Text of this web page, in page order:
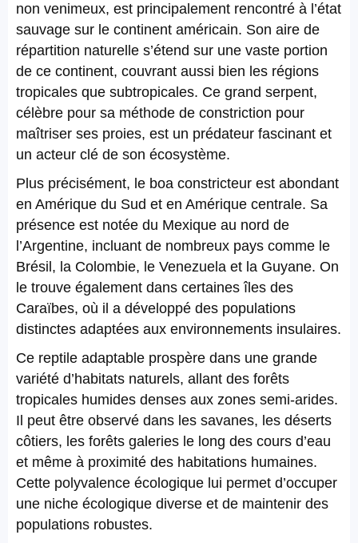
non venimeux, est principalement rencontré à l’état
sauvage sur le continent américain. Son aire de
répartition naturelle s’étend sur une vaste portion
de ce continent, couvrant aussi bien les régions
tropicales que subtropicales. Ce grand serpent,
célèbre pour sa méthode de constriction pour
maîtriser ses proies, est un prédateur fascinant et
un acteur clé de son écosystème.
Plus précisément, le boa constricteur est abondant
en Amérique du Sud et en Amérique centrale. Sa
présence est notée du Mexique au nord de
l’Argentine, incluant de nombreux pays comme le
Brésil, la Colombie, le Venezuela et la Guyane. On
le trouve également dans certaines îles des
Caraïbes, où il a développé des populations
distinctes adaptées aux environnements insulaires.
Ce reptile adaptable prospère dans une grande
variété d’habitats naturels, allant des forêts
tropicales humides denses aux zones semi-arides.
Il peut être observé dans les savanes, les déserts
côtiers, les forêts galeries le long des cours d’eau
et même à proximité des habitations humaines.
Cette polyvalence écologique lui permet d’occuper
une niche écologique diverse et de maintenir des
populations robustes.